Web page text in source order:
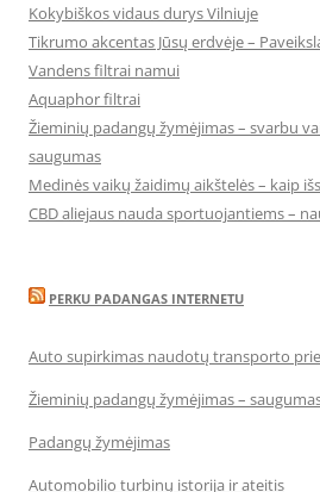
Kokybiškos vidaus durys Vilniuje
Tikrumo akcentas Jūsų erdvėje –
Vandens filtrai namui
Aquaphor filtrai
Žieminių padangų žymėjimas – svarbu
saugumas
Medinės vaikų žaidimų aikštelės – kaip
CBD aliejaus nauda sportuojantiems –
PERKU PADANGAS INTERNETU
Auto supirkimas naudotų transporto
Žieminių padangų žymėjimas –
Padangų žymėjimas
Automobilio turbinų istorija ir ateitis